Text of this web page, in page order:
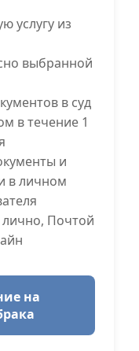
услугу из
выбранной
в суд
в течение 1
и
в личном
лично, Почтой
на